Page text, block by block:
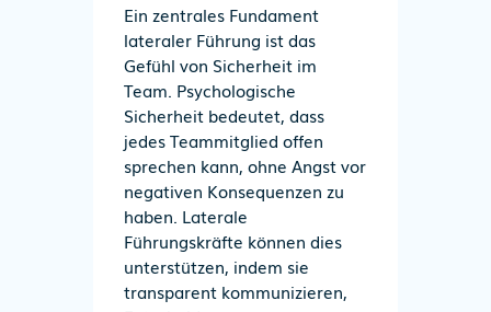
Ein zentrales Fundament
lateraler Führung ist das
Gefühl von Sicherheit im
Team. Psychologische
Sicherheit bedeutet, dass
jedes Teammitglied offen
sprechen kann, ohne Angst vor
negativen Konsequenzen zu
haben. Laterale
Führungskräfte können dies
unterstützen, indem sie
transparent kommunizieren,